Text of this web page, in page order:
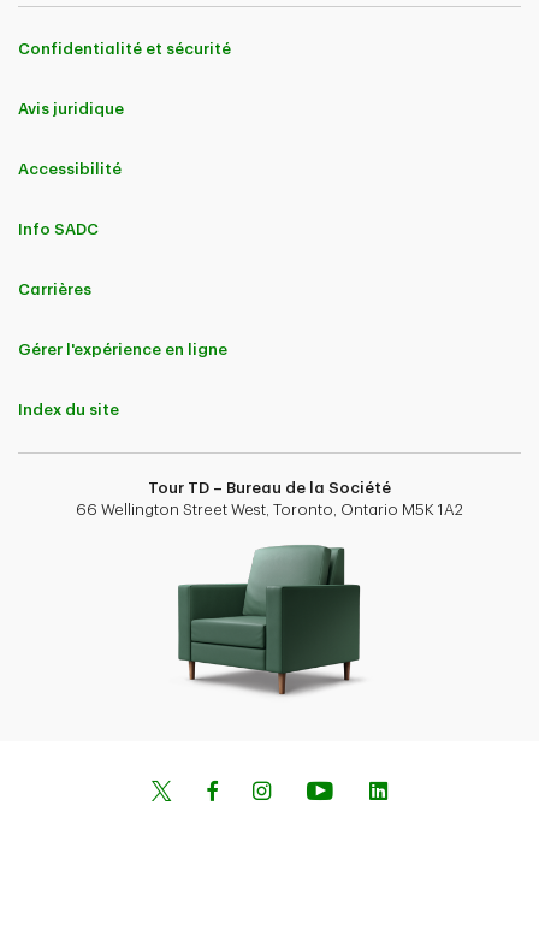
Confidentialité et sécurité
Avis juridique
Accessibilité
Info SADC
Carrières
Gérer l'expérience en ligne
Index du site
Tour TD – Bureau de la Société
66 Wellington Street West, Toronto, Ontario M5K 1A2